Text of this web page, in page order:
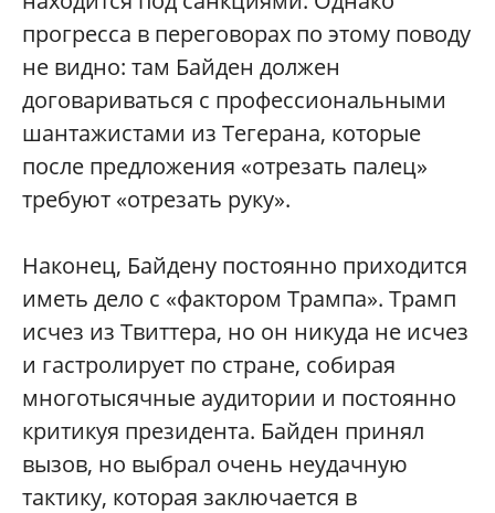
прогресса в переговорах по этому поводу
не видно: там Байден должен
договариваться с профессиональными
шантажистами из Тегерана, которые
после предложения «отрезать палец»
требуют «отрезать руку».
Наконец, Байдену постоянно приходится
иметь дело с «фактором Трампа». Трамп
исчез из Твиттера, но он никуда не исчез
и гастролирует по стране, собирая
многотысячные аудитории и постоянно
критикуя президента. Байден принял
вызов, но выбрал очень неудачную
тактику, которая заключается в